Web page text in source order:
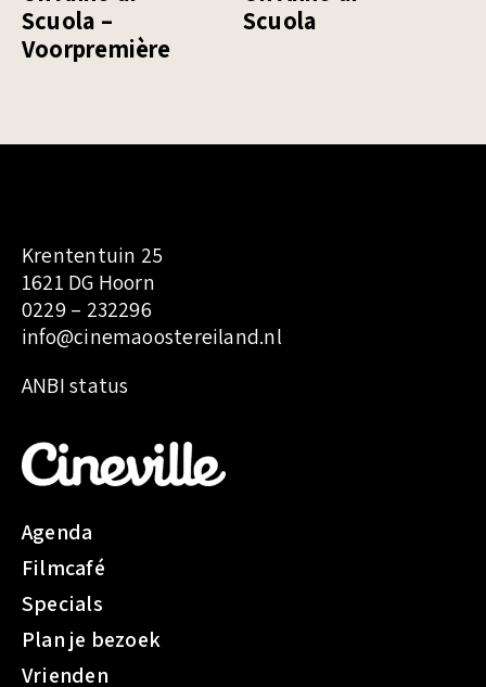
Scuola –
Voorpremière
Scuola
Krententuin 25
1621 DG Hoorn
0229 – 232296
info@cinemaoostereiland.nl
ANBI status:
s
e
s
Agenda
Filmcafé
Specials
Plan je bezoek
Vrienden